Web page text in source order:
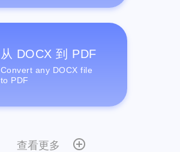
从 DOCX 到 PDF
Convert any DOCX file
to PDF
查看更多